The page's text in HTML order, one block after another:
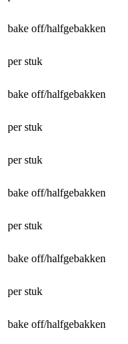
bake off/halfgebakken
per stuk
bake off/halfgebakken
per stuk
per stuk
bake off/halfgebakken
per stuk
bake off/halfgebakken
per stuk
bake off/halfgebakken